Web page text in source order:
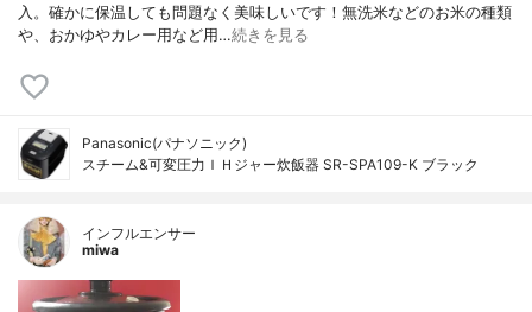
入。確かに保温しても問題なく美味しいです！無洗米などのお米の種類
や、おかゆやカレー用など用…続きを見る
Panasonic(パナソニック)
スチーム&可変圧力ＩＨジャー炊飯器 SR-SPA109-K ブラック
インフルエンサー
miwa